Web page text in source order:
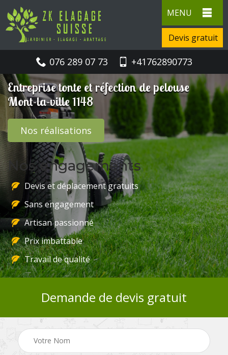
MENU
Devis gratuit
076 289 07 73 +41762890773
Entreprise tonte et réfection de pelouse
Mont-la-ville 1148
Nos réalisations
Nos engagements
Devis et déplacement gratuits
Sans engagement
Artisan passionné
Prix imbattable
Travail de qualité
Demande de devis gratuit